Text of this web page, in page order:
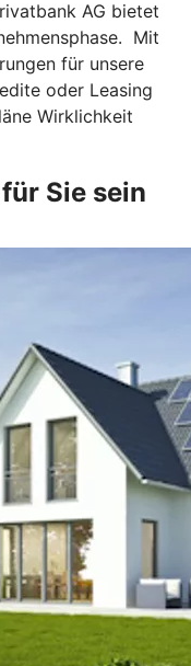
AG bietet
Mit
für unsere
oder Leasing
Wirklichkeit
Sie sein